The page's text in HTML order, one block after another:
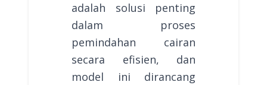
adalah solusi penting
dalam proses
pemindahan cairan
secara efisien, dan
model ini dirancang